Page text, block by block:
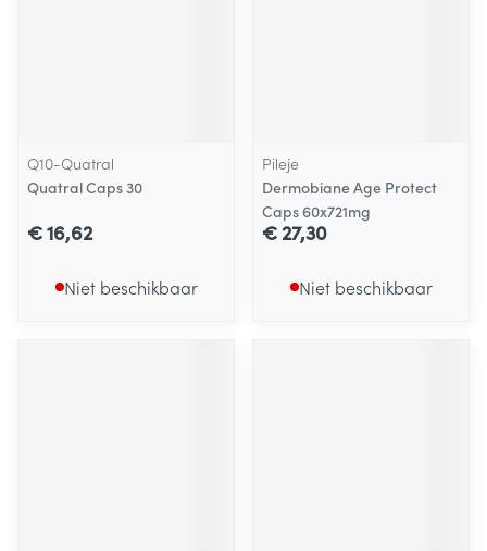
Q10-Quatral
Quatral Caps 30
€ 16,62
Niet beschikbaar
Pileje
Dermobiane Age Protect
Caps 60x721mg
€ 27,30
Niet beschikbaar